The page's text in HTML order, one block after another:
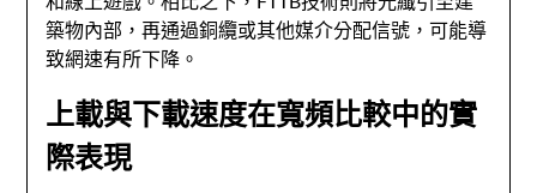
築物內部，再通過銅纜或其他媒介分配信號，可能導
致網速有所下降。
上載與下載速度在寬頻比較中的實
際表現